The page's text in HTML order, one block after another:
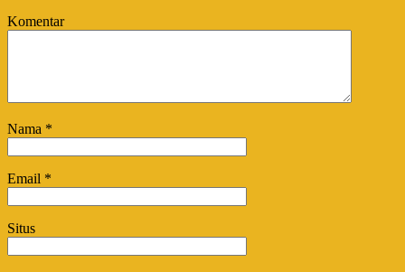
Komentar
Nama *
Email *
Situs